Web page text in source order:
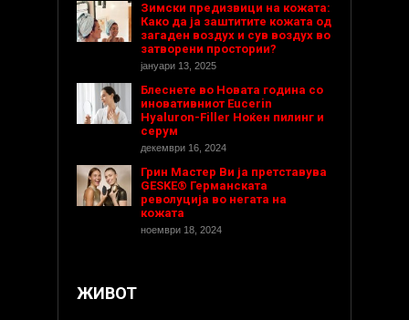
Зимски предизвици на кожата:
Како да ја заштитите кожата од
загаден воздух и сув воздух во
затворени простории?
јануари 13, 2025
Блеснете во Новата година со
иновативниот Eucerin
Hyaluron-Filler Ноќен пилинг и
серум
декември 16, 2024
Грин Мастер Ви ја претставува
GESKE® Германската
револуција во негата на
кожата
ноември 18, 2024
ЖИВОТ